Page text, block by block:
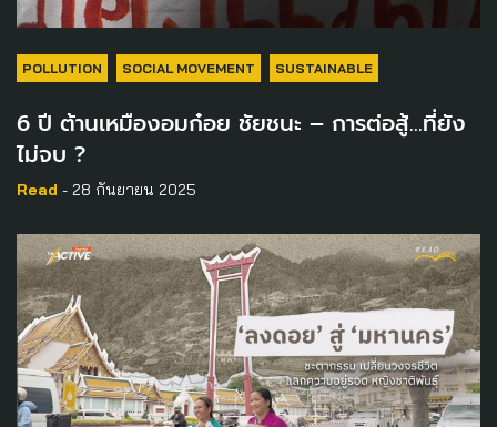
POLLUTION SOCIAL MOVEMENT SUSTAINABLE
6 ปี ต้านเหมืองอมก๋อย ชัยชนะ – การต่อสู้…ที่ยัง
ไม่จบ ?
Read - 28 กันยายน 2025